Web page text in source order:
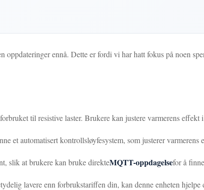
ennå. Dette er fordi vi har hatt fokus på noen
til resistive laster. Brukere kan justere varmerens
et automatisert kontrollsløyfesystem, som justerer
slik at brukere kan bruke direkteMQTT-oppdagelsefor å
lavere enn forbrukstariffen din, kan denne enheten hjelpe